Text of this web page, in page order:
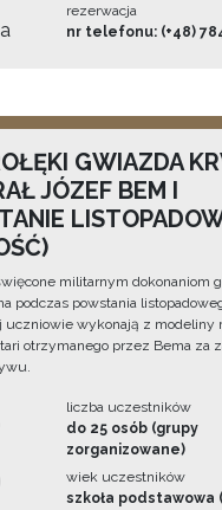
rezerwacja
nr telefonu: (+48)
GWIAZDA
JÓZEF BEM I
militarnym dokonaniom
podczas powstania
uczniowie wykonają z modeliny
otrzymanego przez Bema za
liczba uczestników
do 25 osób (grupy
zorganizowane)
wiek uczestników
szkoła podstawowa